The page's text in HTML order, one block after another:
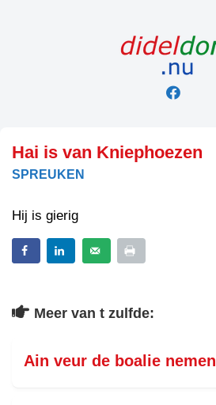
Hai is van Kniephoezen
SPREUKEN
Hij is gierig
Meer van t zulfde:
Ain veur de boalie nemen